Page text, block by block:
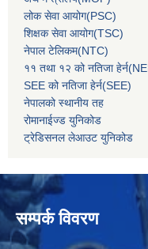
लोक सेवा आयोग(PSC)
शिक्षक सेवा आयोग(TSC)
नेपाल टेलिकम(NTC)
११ तथा १२ को नतिजा
SEE को नतिजा हेर्न(SEE)
नेपालको स्थानीय तह
रोमानाईज्ड युनिकोड
ट्रेडिसनल लेआउट युनिकोड
सम्पर्क विवरण